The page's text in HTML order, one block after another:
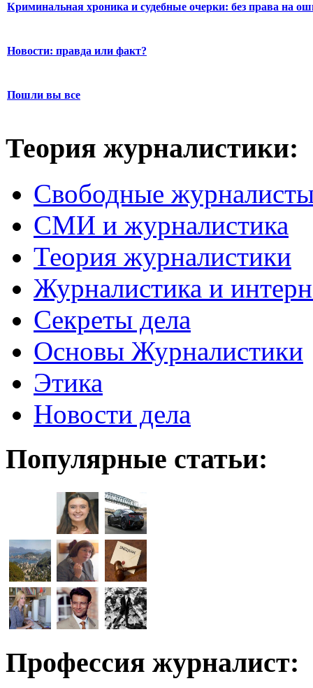
Криминальная хроника и судебные очерки: без права на
Новости: правда или факт?
Пошли вы все
Теория журналистики:
Свободные
СМИ и журналистика
Теория журналистики
Журналистика и
Секреты дела
Основы Журналистики
Этика
Новости дела
Популярные статьи:
Профессия журналист: